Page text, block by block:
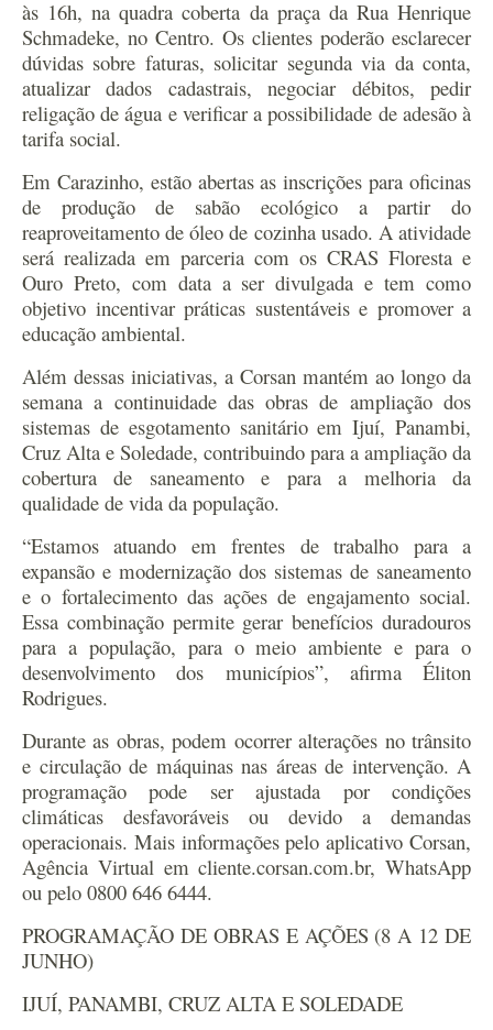
às 16h, na quadra coberta da praça da Rua Henrique
Schmadeke, no Centro. Os clientes poderão esclarecer
dúvidas sobre faturas, solicitar segunda via da conta,
atualizar dados cadastrais, negociar débitos, pedir
religação de água e verificar a possibilidade de adesão à
tarifa social.
Em Carazinho, estão abertas as inscrições para oficinas
de produção de sabão ecológico a partir do
reaproveitamento de óleo de cozinha usado. A atividade
será realizada em parceria com os CRAS Floresta e
Ouro Preto, com data a ser divulgada e tem como
objetivo incentivar práticas sustentáveis e promover a
educação ambiental.
Além dessas iniciativas, a Corsan mantém ao longo da
semana a continuidade das obras de ampliação dos
sistemas de esgotamento sanitário em Ijuí, Panambi,
Cruz Alta e Soledade, contribuindo para a ampliação da
cobertura de saneamento e para a melhoria da
qualidade de vida da população.
“Estamos atuando em frentes de trabalho para a
expansão e modernização dos sistemas de saneamento
e o fortalecimento das ações de engajamento social.
Essa combinação permite gerar benefícios duradouros
para a população, para o meio ambiente e para o
desenvolvimento dos municípios”, afirma Éliton
Rodrigues.
Durante as obras, podem ocorrer alterações no trânsito
e circulação de máquinas nas áreas de intervenção. A
programação pode ser ajustada por condições
climáticas desfavoráveis ou devido a demandas
operacionais. Mais informações pelo aplicativo Corsan,
Agência Virtual em cliente.corsan.com.br, WhatsApp
ou pelo 0800 646 6444.
PROGRAMAÇÃO DE OBRAS E AÇÕES (8 A 12 DE
JUNHO)
IJUÍ, PANAMBI, CRUZ ALTA E SOLEDADE